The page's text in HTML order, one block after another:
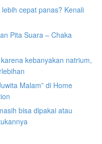
cepat panas? Kenali
Pita Suara – Chaka
kebanyakan natrium,
Malam” di Home
bisa dipakai atau